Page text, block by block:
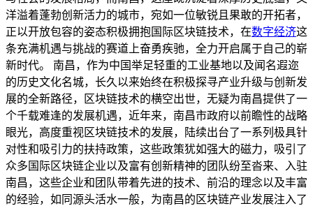
洋溢着蓬勃创新活力的城市，宛如一位敏锐且果敢的开拓者，
正以开放包容的姿态积极拥抱国际区块链技术，在数字经济这
条充满机遇与挑战的赛道上奋勇疾驰，全力开启属于自己的崭
新时代。 南昌，作为中国举足轻重的工业基地以及闻名遐迩
的历史文化名城，长久以来始终在积极探寻产业升级与创新发
展的全新路径，区块链技术的横空出世，无疑为南昌提供了一
个千载难逢的发展机遇，近年来，南昌市政府以前瞻性的战略
眼光，高度重视区块链技术的发展，陆续出台了一系列极具针
对性和吸引力的扶持政策，这些政策犹如强大的磁力，吸引了
众多国际区块链企业以及富有创新精神的团队纷至沓来、入驻
南昌，这些企业和团队带着先进的技术、前沿的理念以及丰富
的经验，如同源头活水一般，为南昌的区块链产业发展注入了